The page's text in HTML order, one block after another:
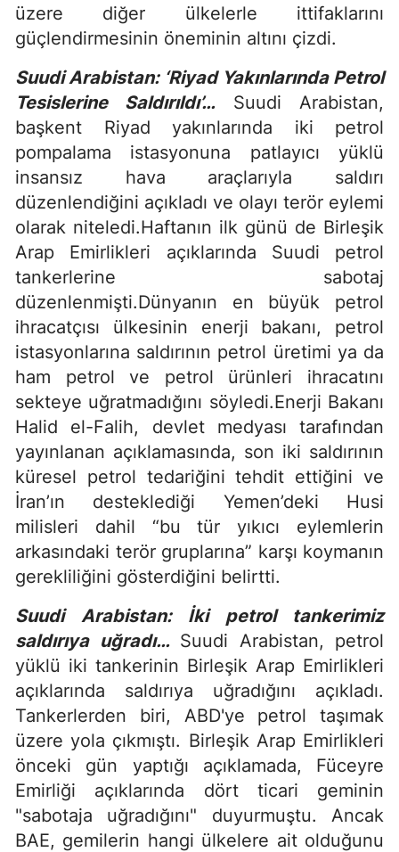
üzere diğer ülkelerle ittifaklarını
güçlendirmesinin öneminin altını çizdi.
Suudi Arabistan: ‘Riyad Yakınlarında Petrol
Tesislerine Saldırıldı’… Suudi Arabistan,
başkent Riyad yakınlarında iki petrol
pompalama istasyonuna patlayıcı yüklü
insansız hava araçlarıyla saldırı
düzenlendiğini açıkladı ve olayı terör eylemi
olarak niteledi.Haftanın ilk günü de Birleşik
Arap Emirlikleri açıklarında Suudi petrol
tankerlerine sabotaj
düzenlenmişti.Dünyanın en büyük petrol
ihracatçısı ülkesinin enerji bakanı, petrol
istasyonlarına saldırının petrol üretimi ya da
ham petrol ve petrol ürünleri ihracatını
sekteye uğratmadığını söyledi.Enerji Bakanı
Halid el-Falih, devlet medyası tarafından
yayınlanan açıklamasında, son iki saldırının
küresel petrol tedariğini tehdit ettiğini ve
İran’ın desteklediği Yemen’deki Husi
milisleri dahil “bu tür yıkıcı eylemlerin
arkasındaki terör gruplarına” karşı koymanın
gerekliliğini gösterdiğini belirtti.
Suudi Arabistan: İki petrol tankerimiz
saldırıya uğradı… Suudi Arabistan, petrol
yüklü iki tankerinin Birleşik Arap Emirlikleri
açıklarında saldırıya uğradığını açıkladı.
Tankerlerden biri, ABD'ye petrol taşımak
üzere yola çıkmıştı. Birleşik Arap Emirlikleri
önceki gün yaptığı açıklamada, Füceyre
Emirliği açıklarında dört ticari geminin
"sabotaja uğradığını" duyurmuştu. Ancak
BAE, gemilerin hangi ülkelere ait olduğunu